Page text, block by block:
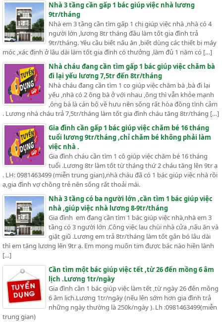
Nhà 3 tầng cần gấp 1 bác giúp việc nhà lương
9tr/tháng
Nhà em 3 tầng cần tìm gấp 1 chị giúp việc nhà ,nhà có 4
người lớn ,lương 8tr tháng đầu làm tốt gia đình trả
9tr/tháng. Yêu cầu biết nấu ăn ,biết dùng các thiết bị máy
móc ,xác định ở lâu dài làm tốt gia đình có thưởng ,làm đủ 1 năm có […]
Nhà cháu đang cần tìm gấp 1 bác giúp việc chăm bà
đi lại yếu lương 7,5tr đến 8tr/tháng
Nhà cháu đang cần tìm 1 co giúp việc chăm bà ,bà đi lại
yếu ,nhà có 2 ông bà ở với nhau ,ông thì vẫn khỏe mạnh
,ông bà là cán bộ về hưu nên sống rất hòa đồng tình cảm
. Lương nhà cháu trả 7,5tr/tháng làm tốt gia đình cháu tăng 8tr/tháng […]
Gia đình cần gấp 1 bác giúp việc chăm bé 16 tháng
tuổi lương 9tr/tháng ,chỉ chăm bé không phải làm
việc nhà .
Gia đình cháu cần tìm 1 cô giúp việc chăm bé 16 tháng
tuổi .Lương 8tr làm tốt từ tháng thứ 2 cháu tăng lên 9tr ạ
. LH: 0981463499 (miễn trung gian),nhà cháu đã có 1 bác giúp việc nhà rồi
ạ,gia đình vợ chồng trẻ nên sống rất thoải mái.
Nhà 3 tầng có ba người lớn ,cần tìm 1 bác giúp việc
nhà ,giúp việc nhà lương 8-9tr/tháng
Gia đình em đang cần tìm 1 bác giúp việc nhà,nhà em 3
tầng có 3 người lớn .Công việc lau chùi nhà cửa ,nấu ăn và
giặt giũ .Lương em trả 8tr/tháng làm tốt gắn bó lâu dài
thì em tăng lương lên 9tr ạ. Em mong muốn tim được bác nào hiền lành
[…]
Cần tìm một bác giúp việc tết ,từ 26 đến mồng 6 âm
lịch .Lương 1tr/ngày
Gia đình cần 1 bác giúp việc làm tết ,từ ngày 26 đến mồng
6 âm lịch.Lương 1tr/ngày (nếu lên sớm hơn gia đình trả
những ngày thường là 250k/ngày ). Lh :0981463499(miễn
trung gian)